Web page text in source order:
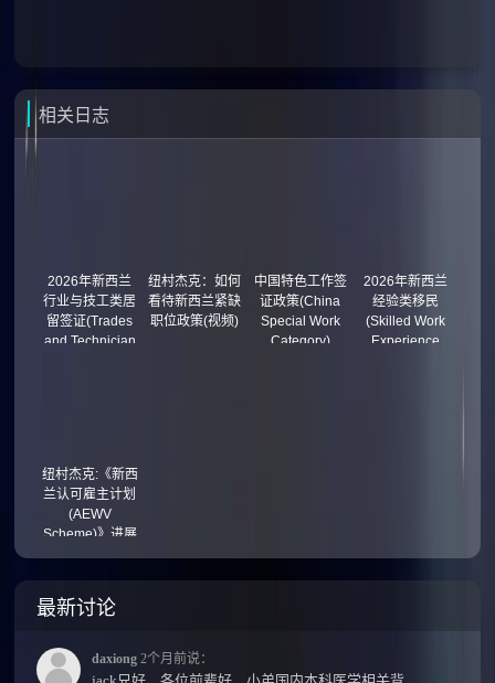
相关日志
2026年新西兰
行业与技工类居
留签证(Trades
and Technician
纽村杰克：如何
看待新西兰紧缺
职位政策(视频)
中国特色工作签
证政策(China
Special Work
Category)
2026年新西兰
经验类移民
(Skilled Work
Experience
纽村杰克:《新西
兰认可雇主计划
(AEWV
Scheme)》进展
最新讨论
daxiong 2个月前说：